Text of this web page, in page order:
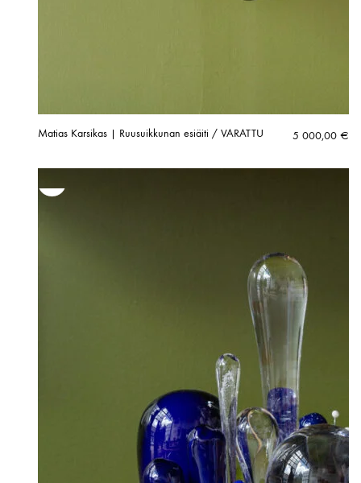
Matias Karsikas | Ruusuikkunan esiäiti / VARATTU 5 000,00 €